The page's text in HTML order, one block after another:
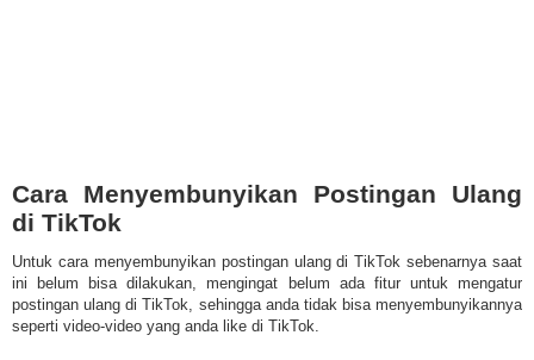
Cara Menyembunyikan Postingan Ulang
di TikTok
Untuk cara menyembunyikan postingan ulang di TikTok sebenarnya saat
ini belum bisa dilakukan, mengingat belum ada fitur untuk mengatur
postingan ulang di TikTok, sehingga anda tidak bisa menyembunyikannya
seperti video-video yang anda like di TikTok.